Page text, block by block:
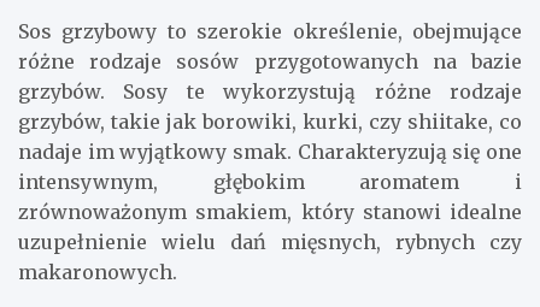
Sos grzybowy to szerokie określenie, obejmujące
różne rodzaje sosów przygotowanych na bazie
grzybów. Sosy te wykorzystują różne rodzaje
grzybów, takie jak borowiki, kurki, czy shiitake, co
nadaje im wyjątkowy smak. Charakteryzują się one
intensywnym, głębokim aromatem i
zrównoważonym smakiem, który stanowi idealne
uzupełnienie wielu dań mięsnych, rybnych czy
makaronowych.